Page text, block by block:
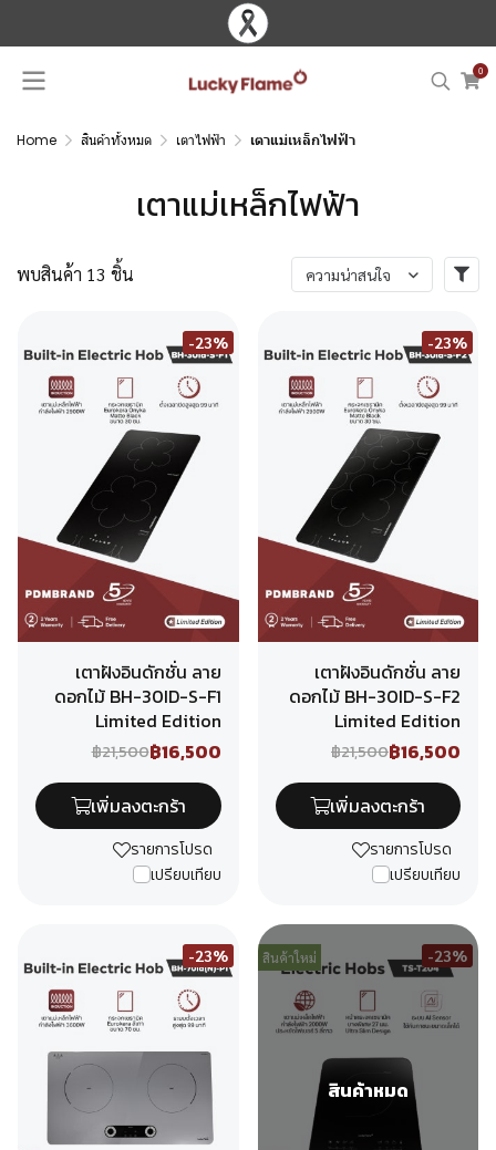
0
Home สินค้าทั้งหมด เตาไฟฟ้า เตาแม่เหล็กไฟฟ้า
เตาแม่เหล็กไฟฟ้า
พบสินค้า 13 ชิ้น ความน่าสนใจ
-23%
เตาฝังอินดักชั่น ลาย
ดอกไม้ BH-30ID-S-F1
Limited Edition
฿21,500฿16,500
เพิ่มลงตะกร้า
รายการโปรด
เปรียบเทียบ
-23%
เตาฝังอินดักชั่น ลาย
ดอกไม้ BH-30ID-S-F2
Limited Edition
฿21,500฿16,500
เพิ่มลงตะกร้า
รายการโปรด
เปรียบเทียบ
-23% สินค้าใหม่ -23%
สินค้าหมด